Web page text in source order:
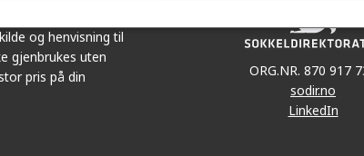
Illustrasjoner,
og henvisning til
gjenbrukes uten
pris på din
ORG.NR. 870 917
sodir.no
LinkedIn